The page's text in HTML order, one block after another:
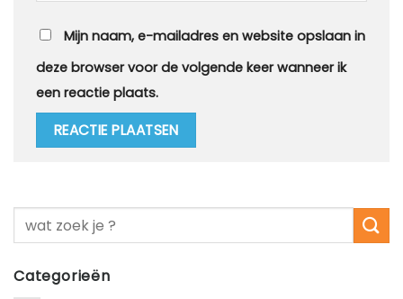
Mijn naam, e-mailadres en website opslaan in
deze browser voor de volgende keer wanneer ik
een reactie plaats.
Categorieën